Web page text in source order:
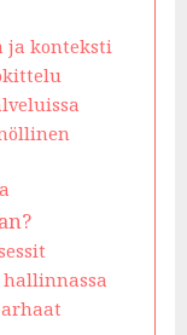
ja konteksti